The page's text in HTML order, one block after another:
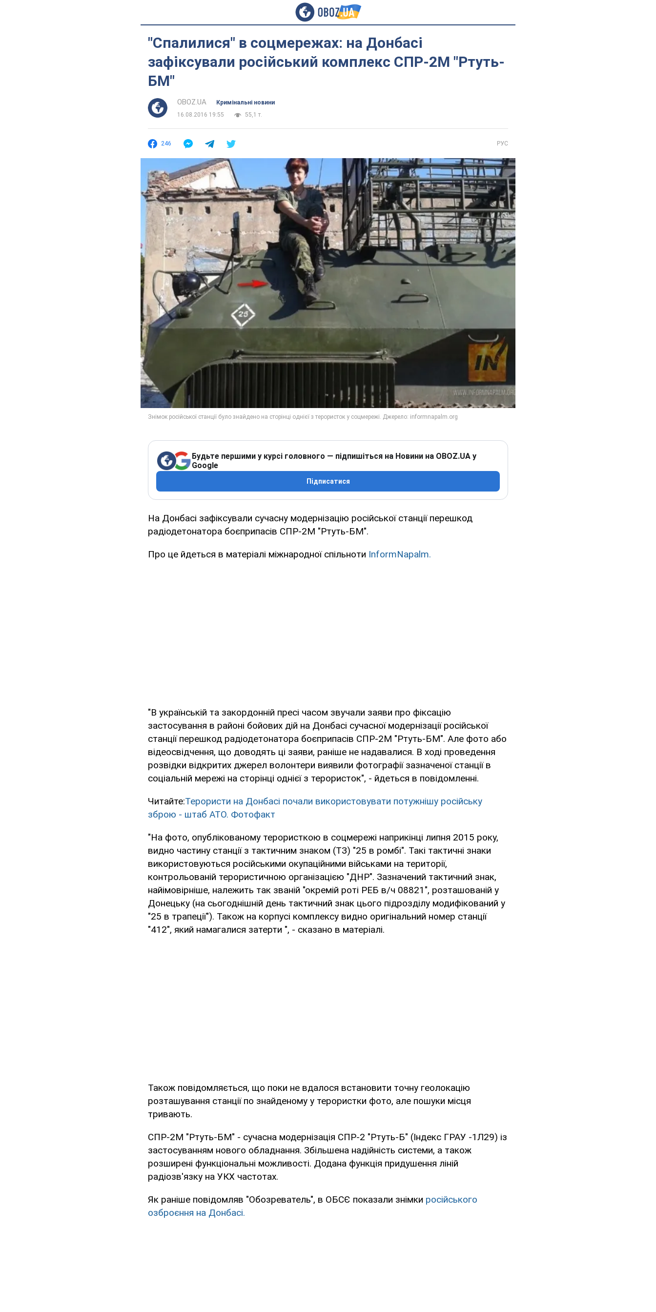
"Спалилися" в соцмережах: на Донбасі
зафіксували російський комплекс СПР-2М "Ртуть-
БМ"
OBOZ.UA
Кримінальні новини
16.08.2016 19:55
55,1 т.
246 РУС
Будьте першими у курсі головного — підпишіться на Новини на OBOZ.UA у
Google
Підписатися
На Донбасі зафіксували сучасну модернізацію російської станції перешкод
радіодетонатора боєприпасів СПР-2М "Ртуть-БМ".
Про це йдеться в матеріалі міжнародної спільноти InformNapalm.
"В українській та закордонній пресі часом звучали заяви про фіксацію
застосування в районі бойових дій на Донбасі сучасної модернізації російської
станції перешкод радіодетонатора боєприпасів СПР-2М "Ртуть-БМ". Але фото або
відеосвідчення, що доводять ці заяви, раніше не надавалися. В ході проведення
розвідки відкритих джерел волонтери виявили фотографії зазначеної станції в
соціальній мережі на сторінці однієї з терористок", - йдеться в повідомленні.
Читайте:Терористи на Донбасі почали використовувати потужнішу російську
зброю - штаб АТО. Фотофакт
"На фото, опублікованому терористкою в соцмережі наприкінці липня 2015 року,
видно частину станції з тактичним знаком (ТЗ) "25 в ромбі". Такі тактичні знаки
використовуються російськими окупаційними військами на території,
контрольованій терористичною організацією "ДНР". Зазначений тактичний знак,
найімовірніше, належить так званій "окремій роті РЕБ в/ч 08821", розташованій у
Донецьку (на сьогоднішній день тактичний знак цього підрозділу модифікований у
"25 в трапеції"). Також на корпусі комплексу видно оригінальний номер станції
"412", який намагалися затерти ", - сказано в матеріалі.
Також повідомляється, що поки не вдалося встановити точну геолокацію
розташування станції по знайденому у терористки фото, але пошуки місця
тривають.
СПР-2М "Ртуть-БМ" - сучасна модернізація СПР-2 "Ртуть-Б" (Індекс ГРАУ -1Л29) із
застосуванням нового обладнання. Збільшена надійність системи, а також
розширені функціональні можливості. Додана функція придушення ліній
радіозв'язку на УКХ частотах.
Як раніше повідомляв "Обозреватель", в ОБСЄ показали знімки російського
озброєння на Донбасі.